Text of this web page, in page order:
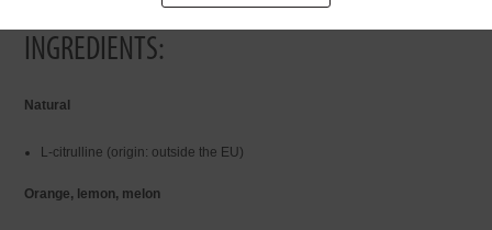
INGREDIENTS:
Natural
L-citrulline (origin: outside the EU)
Orange, lemon, melon